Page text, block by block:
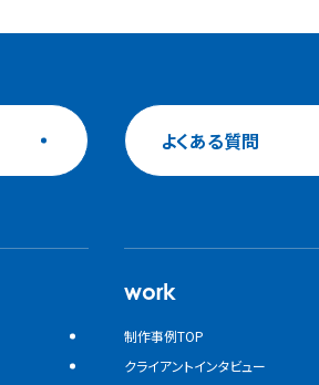
よくある質問
work
制作事例TOP
クライアントインタビュー